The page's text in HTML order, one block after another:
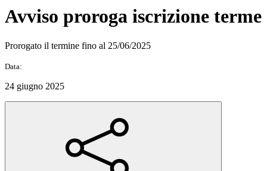
Avviso proroga iscrizione terme
Prorogato il termine fino al 25/06/2025
Data:
24 giugno 2025